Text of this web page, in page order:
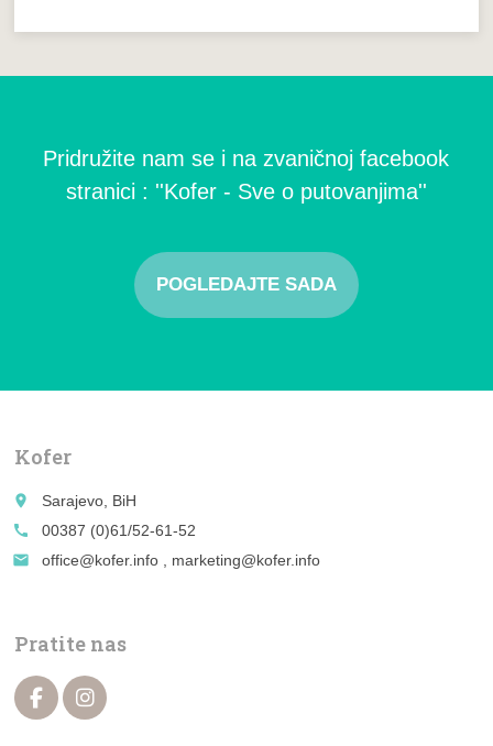
Pridružite nam se i na zvaničnoj facebook
stranici : ''Kofer - Sve o putovanjima''
POGLEDAJTE SADA
Kofer
place
Sarajevo, BiH
call
00387 (0)61/52-61-52
email
office@kofer.info , marketing@kofer.info
Pratite nas